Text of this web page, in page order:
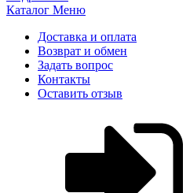
Каталог Меню
Доставка и оплата
Возврат и обмен
Задать вопрос
Контакты
Оставить отзыв